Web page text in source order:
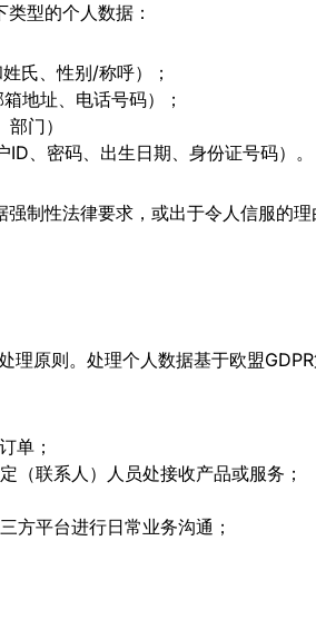
型的个人数据：
氏、性别/称呼）；
地址、电话号码）；
门）
、密码、出生日期、身份证号码）。
制性法律要求，或出于令人信服的
理原则。处理个人数据基于欧盟
单；
（联系人）人员处接收产品或服务；
方平台进行日常业务沟通；